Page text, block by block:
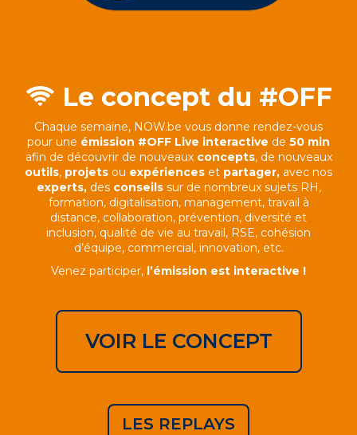
Le concept du #OFF
Chaque semaine, NOW.be vous donne rendez-vous
pour une émission #OFF Live interactive de 50 min
afin de découvrir de nouveauxconcepts, de nouveaux
outils, projets ou expériences et partager, avec nos
experts, desconseils sur de nombreux sujets RH,
formation, digitalisation, management, travail à
distance, collaboration, prévention, diversité et
inclusion, qualité de vie au travail, RSE, cohésion
d’équipe, commercial, innovation, etc.
Venez participer, l’émission est interactive !
VOIR LE CONCEPT
LES REPLAYS